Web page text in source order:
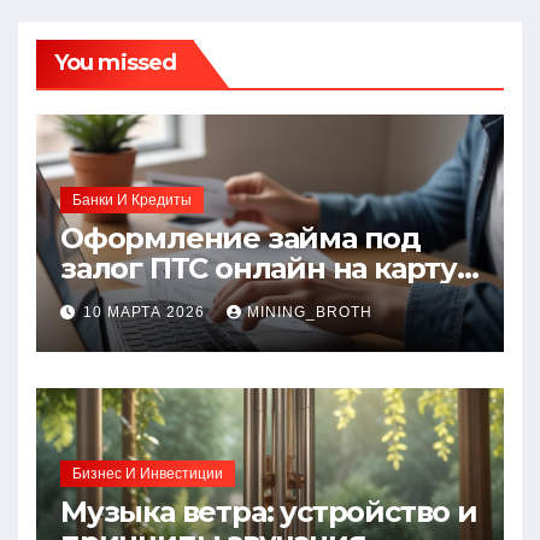
You missed
Банки И Кредиты
Оформление займа под
залог ПТС онлайн на карту
без визита в офис: порядок,
требования и документы
10 МАРТА 2026 MINING_BROTH
Бизнес И Инвестиции
Музыка ветра: устройство и